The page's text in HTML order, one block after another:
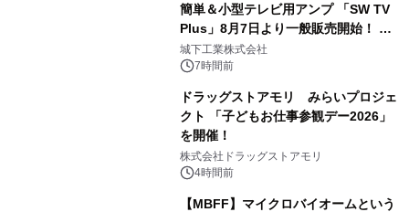
簡単＆小型テレビ用アンプ 「SW TV
Plus」8月7日より一般販売開始！ ケ
ーブル1本つなぐだけ、テレビの音が
ぐっと豊かに
城下工業株式会社
7時間前
ドラッグストアモリ みらいプロジェ
クト 「子どもお仕事参観デー2026」
を開催！
株式会社ドラッグストアモリ
4時間前
【MBFF】マイクロバイオームという